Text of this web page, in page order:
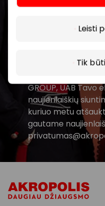
Leisti
Tik
Spustelėdamas
GROUP, UAB
naujienlaiškių
kuriuo metu
gautame